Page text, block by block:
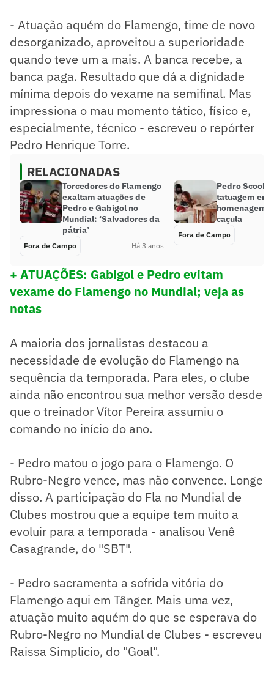
- Atuação aquém do Flamengo, time de novo
desorganizado, aproveitou a superioridade
quando teve um a mais. A banca recebe, a
banca paga. Resultado que dá a dignidade
mínima depois do vexame na semifinal. Mas
impressiona o mau momento tático, físico e,
especialmente, técnico - escreveu o repórter
Pedro Henrique Torre.
RELACIONADAS
Torcedores do Flamengo
exaltam atuações de
Pedro e Gabigol no
Mundial: ‘Salvadores da
pátria’
Fora de Campo Há 3 anos
Pedro
tatuagem em
homenagem
caçula
Fora de Campo
+ ATUAÇÕES: Gabigol e Pedro evitam
vexame do Flamengo no Mundial; veja as
notas
A maioria dos jornalistas destacou a
necessidade de evolução do Flamengo na
sequência da temporada. Para eles, o clube
ainda não encontrou sua melhor versão desde
que o treinador Vítor Pereira assumiu o
comando no início do ano.
- Pedro matou o jogo para o Flamengo. O
Rubro-Negro vence, mas não convence. Longe
disso. A participação do Fla no Mundial de
Clubes mostrou que a equipe tem muito a
evoluir para a temporada - analisou Venê
Casagrande, do "SBT".
- Pedro sacramenta a sofrida vitória do
Flamengo aqui em Tânger. Mais uma vez,
atuação muito aquém do que se esperava do
Rubro-Negro no Mundial de Clubes - escreveu
Raissa Simplicio, do "Goal".